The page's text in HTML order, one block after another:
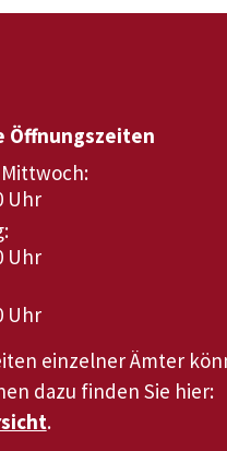
Öffnungszeiten
Uhr
Uhr
Uhr
einzelner Ämter
dazu finden Sie hier:
.